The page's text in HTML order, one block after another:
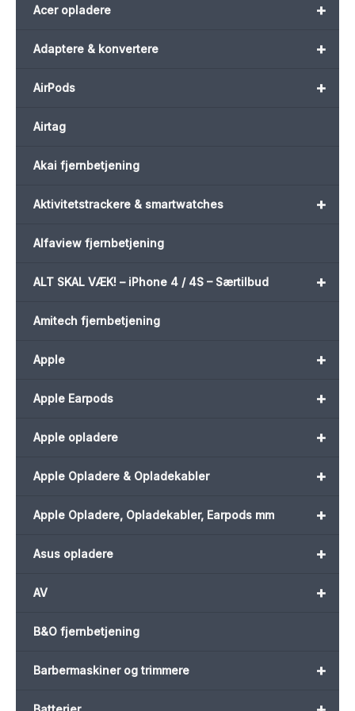
+
Acer opladere
+
Adaptere & konvertere
+
AirPods
Airtag
Akai fjernbetjening
+
Aktivitetstrackere & smartwatches
Alfaview fjernbetjening
+
ALT SKAL VÆK! – iPhone 4 / 4S – Særtilbud
Amitech fjernbetjening
+
Apple
+
Apple Earpods
+
Apple opladere
+
Apple Opladere & Opladekabler
+
Apple Opladere, Opladekabler, Earpods mm
+
Asus opladere
+
AV
B&O fjernbetjening
+
Barbermaskiner og trimmere